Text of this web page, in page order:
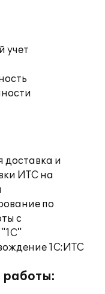
учет
доставка и
ИТС на
по
с
1С:ИТС